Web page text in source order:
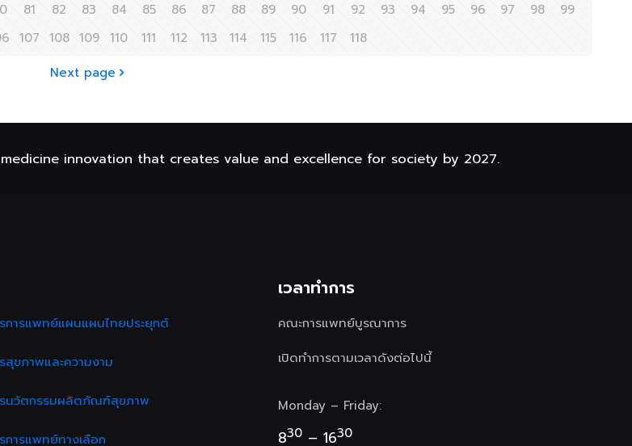
81 82 83 84 85 86 87 88 89 90 91 92 93 94 95 96 97 98
99
107 108 109 110 111 112 113 114 115 116 117
118
Next page
innovation that creates value and excellence for society by 2027.
การแพทย์แผนแผนไทยประยุกต์
ขภาพและความงาม
นวัตกรรมผลิตภัณฑ์สุขภาพ
ารแพทย์ทางเลือก
เวลาทำการ
คณะการแพทย์บูรณาการ
เปิดทำการตามเวลาดังต่อไปนี้
Monday – Friday:
830– 1630